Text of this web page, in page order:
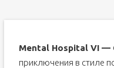
Mental Hospital VI —
приключения в стиле